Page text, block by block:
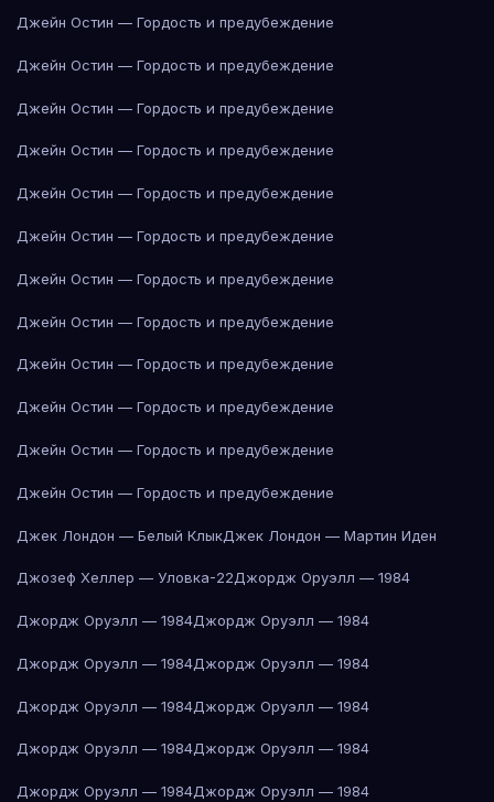
Джейн Остин — Гордость и предубеждение
Джейн Остин — Гордость и предубеждение
Джейн Остин — Гордость и предубеждение
Джейн Остин — Гордость и предубеждение
Джейн Остин — Гордость и предубеждение
Джейн Остин — Гордость и предубеждение
Джейн Остин — Гордость и предубеждение
Джейн Остин — Гордость и предубеждение
Джейн Остин — Гордость и предубеждение
Джейн Остин — Гордость и предубеждение
Джейн Остин — Гордость и предубеждение
Джейн Остин — Гордость и предубеждение
Джек Лондон — Белый КлыкДжек Лондон — Мартин Иден
Джозеф Хеллер — Уловка-22Джордж Оруэлл — 1984
Джордж Оруэлл — 1984Джордж Оруэлл — 1984
Джордж Оруэлл — 1984Джордж Оруэлл — 1984
Джордж Оруэлл — 1984Джордж Оруэлл — 1984
Джордж Оруэлл — 1984Джордж Оруэлл — 1984
Джордж Оруэлл — 1984Джордж Оруэлл — 1984